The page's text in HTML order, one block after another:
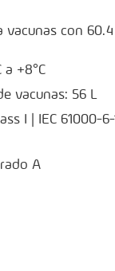
vacunas con
a +8°C
vacunas: 56 L
I | IEC 61000-
A
SDD cantidad